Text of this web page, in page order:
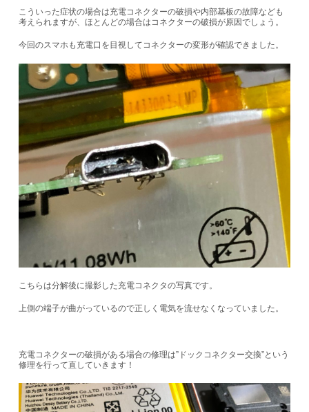
こういった症状の場合は充電コネクターの破損や内部基板の故障なども
考えられますが、ほとんどの場合はコネクターの破損が原因でしょう。
今回のスマホも充電口を目視してコネクターの変形が確認できました。
こちらは分解後に撮影した充電コネクタの写真です。
上側の端子が曲がっているので正しく電気を流せなくなっていました。
充電コネクターの破損がある場合の修理は”ドックコネクター交換”という
修理を行って直していきます！